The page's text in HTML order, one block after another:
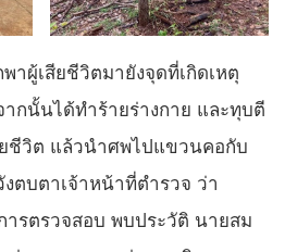
าผู้เสียชีวิตมายังจุดที่เกิดเหตุ
ากนั้นได้ทำร้ายร่างกาย และทุบตี
ชีวิต แล้วนำศพไปแขวนคอกับ
ตบตาเจ้าหน้าที่ตำรวจ ว่า
รตรวจสอบ พบประวัติ นายสม